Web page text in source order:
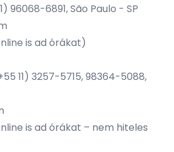
96068-6891, São Paulo - SP
is ad órákat)
11) 3257-5715, 98364-5088,
is ad órákat – nem hiteles